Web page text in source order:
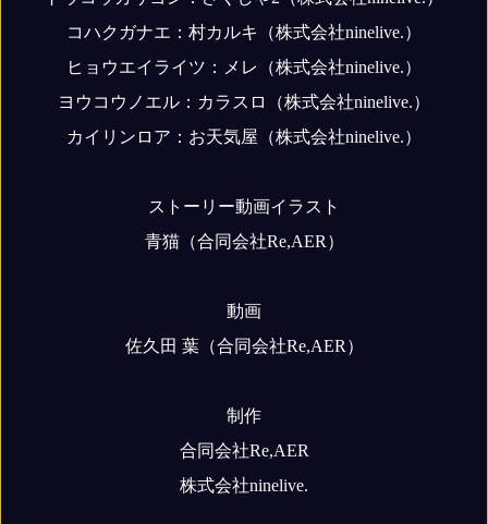
コハクガナエ：村カルキ（株式会社ninelive.）
ヒョウエイライツ：メレ（株式会社ninelive.）
ヨウコウノエル：カラスロ（株式会社ninelive.）
カイリンロア：お天気屋（株式会社ninelive.）
ストーリー動画イラスト
青猫（合同会社Re,AER）
動画
佐久田 葉（合同会社Re,AER）
制作
合同会社Re,AER
株式会社ninelive.